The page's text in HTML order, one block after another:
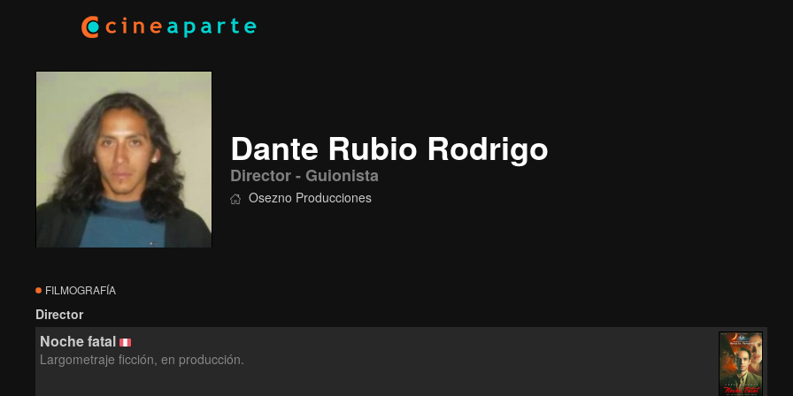
Dante Rubio Rodrigo
Director - Guionista
Osezno Producciones
FILMOGRAFÍA
Director
Noche fatal
Largometraje ficción, en producción.